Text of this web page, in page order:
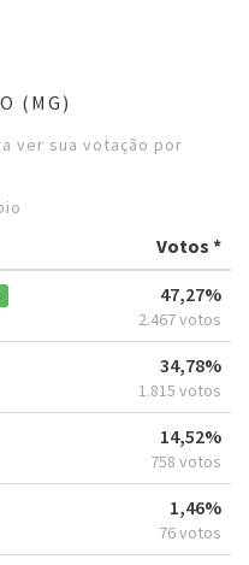
(MG)
ver sua votação por
Votos *
47,27%
2.467 votos
34,78%
1.815 votos
14,52%
758 votos
1,46%
76 votos